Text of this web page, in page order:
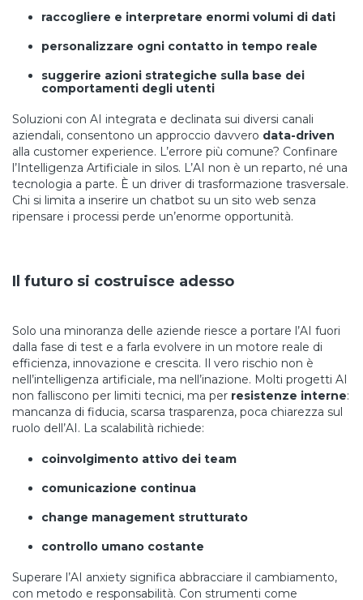
raccogliere e interpretare enormi volumi di dati
personalizzare ogni contatto in tempo reale
suggerire azioni strategiche sulla base dei
comportamenti degli utenti
Soluzioni con AI integrata e declinata sui diversi canali
aziendali, consentono un approccio davvero data-driven
alla customer experience. L’errore più comune? Confinare
l’Intelligenza Artificiale in silos. L’AI non è un reparto, né una
tecnologia a parte. È un driver di trasformazione trasversale.
Chi si limita a inserire un chatbot su un sito web senza
ripensare i processi perde un’enorme opportunità.
Il futuro si costruisce adesso
Solo una minoranza delle aziende riesce a portare l’AI fuori
dalla fase di test e a farla evolvere in un motore reale di
efficienza, innovazione e crescita. Il vero rischio non è
nell’intelligenza artificiale, ma nell’inazione. Molti progetti AI
non falliscono per limiti tecnici, ma per resistenze interne:
mancanza di fiducia, scarsa trasparenza, poca chiarezza sul
ruolo dell’AI. La scalabilità richiede:
coinvolgimento attivo dei team
comunicazione continua
change management strutturato
controllo umano costante
Superare l’AI anxiety significa abbracciare il cambiamento,
con metodo e responsabilità. Con strumenti come